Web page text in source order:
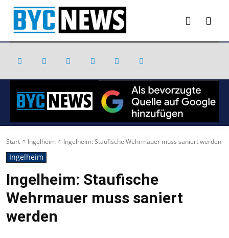
Start Ingelheim Ingelheim: Staufische Wehrmauer muss saniert werden
Ingelheim
Ingelheim: Staufische
Wehrmauer muss saniert
werden